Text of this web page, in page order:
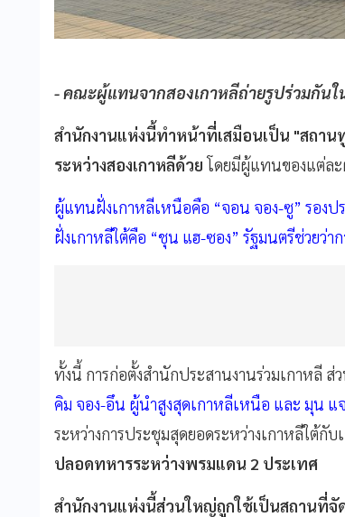
- คณะผู้แทนจากสองเกาหลีถ่ายรูปร่วมกัน
สำนักงานแห่งนี้ทำหน้าที่เสมือนเป็น "สถาน
ระหว่างสองเกาหลีด้วยโดยมีผู้แทนของแต่ล
ผู้แทนฝั่งเกาหลีเหนือคือ “จอน จอง-ซู” รอง
ฝั่งเกาหลีใต้คือ “ชุน แฮ-ซอง” รัฐมนตรีช่วยว่าก
ทั้งนี้ การก่อตั้งสำนักประสานงานร่วมเกาหลี
คิม จอง-อึน ผู้นำสูงสุดเกาหลีเหนือ และ มุน แ
ระหว่างการประชุมสุดยอดระหว่างเกาหลีใต้กั
ปลอดทหารระหว่างพรมแดน 2 ประเทศ
สำนักงานแห่งนี้ส่วนใหญ่ถูกใช้เป็นสถานที่จั